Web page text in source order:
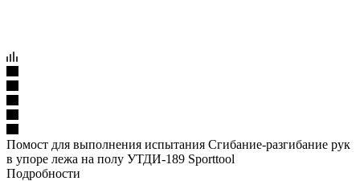
Помост для выполнения испытания Сгибание-разгибание рук
в упоре лежа на полу УТДИ-189 Sporttool
Подробности